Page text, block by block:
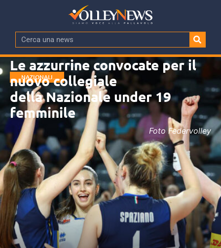
NAZIONALI
GIOVANILI
Le azzurrine convocate per il
nuovo collegiale
della Nazionale under 19
femminile
Foto Federvolley